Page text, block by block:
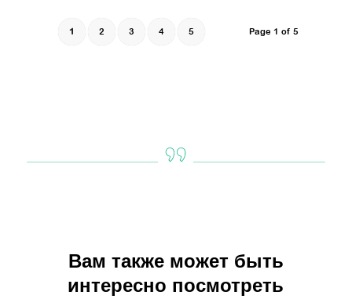
Page 1 of 5
1 2 3 4 5
Вам также может быть
интересно посмотреть